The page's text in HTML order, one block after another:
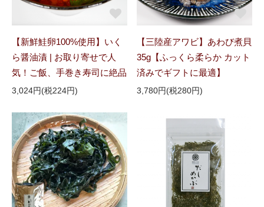
【新鮮鮭卵100%使用】いく
ら醤油漬 | お取り寄せで人
気！ご飯、手巻き寿司に絶品
3,024円(税224円)
【三陸産アワビ】あわび煮貝
35g【ふっくら柔らか カット
済みでギフトに最適】
3,780円(税280円)